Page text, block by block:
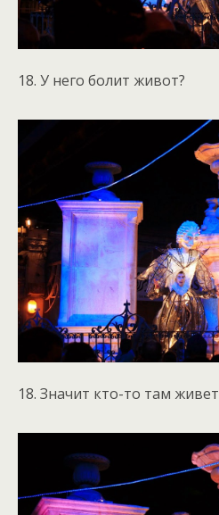
18. У него болит живот?
18. Значит кто-то там живет